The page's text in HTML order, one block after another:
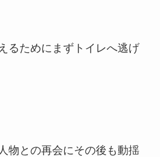
るためにまずトイレへ逃げ
物との再会にその後も動揺